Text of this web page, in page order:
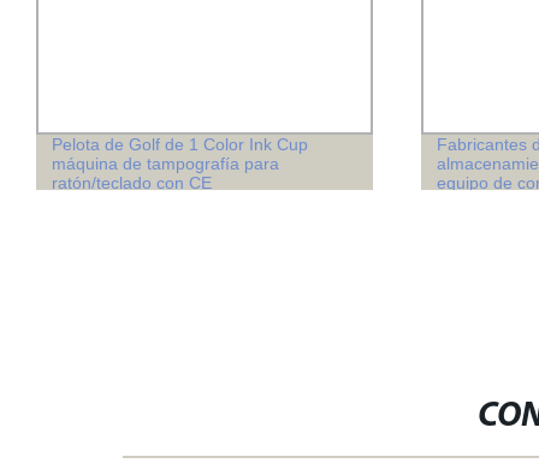
Pelota de Golf de 1 Color Ink Cup
máquina de tampografía para
ratón/teclado con CE
Fabricantes
equipo de